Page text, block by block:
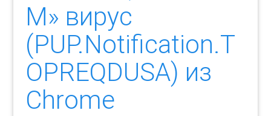
M» вирус
(PUP.Notification.T
OPREQDUSA) из
Chrome